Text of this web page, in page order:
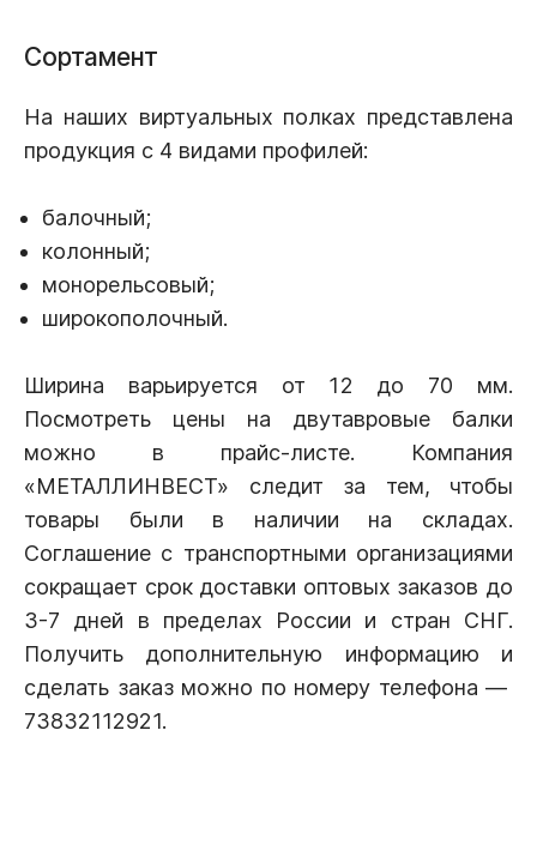
Сортамент
На наших виртуальных полках представлена
продукция с 4 видами профилей:
балочный;
колонный;
монорельсовый;
широкополочный.
Ширина варьируется от 12 до 70 мм.
Посмотреть цены на двутавровые балки
можно в прайс-листе. Компания
«МЕТАЛЛИНВЕСТ» следит за тем, чтобы
товары были в наличии на складах.
Соглашение с транспортными организациями
сокращает срок доставки оптовых заказов до
3-7 дней в пределах России и стран СНГ.
Получить дополнительную информацию и
сделать заказ можно по номеру телефона —
73832112921.